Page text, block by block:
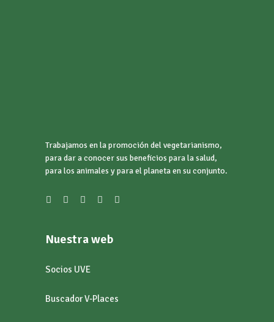
Trabajamos en la promoción del vegetarianismo,
para dar a conocer sus beneficios para la salud,
para los animales y para el planeta en su conjunto.
Nuestra web
Socios UVE
Buscador V-Places